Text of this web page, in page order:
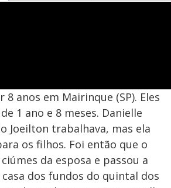
anos em Mairinque (SP). Eles
1 ano e 8 meses. Danielle
Joeilton trabalhava, mas ela
os filhos. Foi então que o
da esposa e passou a
dos fundos do quintal dos